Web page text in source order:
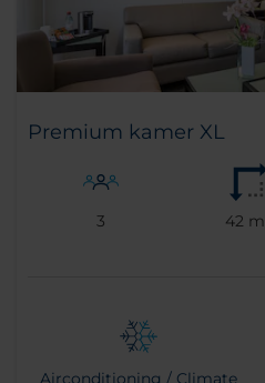
Premium kamer XL
3 42
Airconditioning / Climate